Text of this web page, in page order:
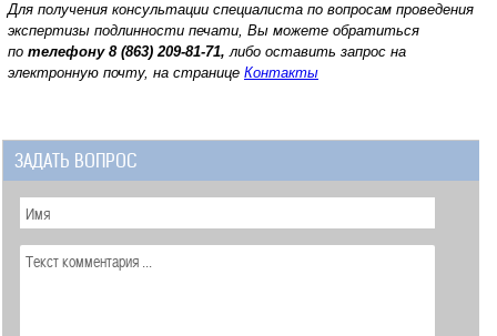
Для получения консультации специалиста по вопросам проведения
экспертизы подлинности печати, Вы можете обратиться
по телефону 8 (863) 209-81-71, либо оставить запрос на
электронную почту, на странице Контакты
ЗАДАТЬ ВОПРОС